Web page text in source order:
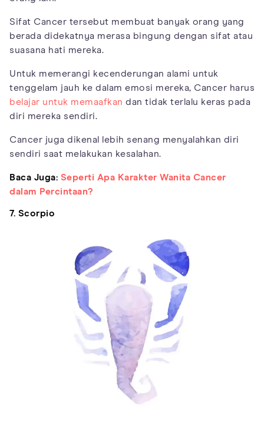
Sifat Cancer tersebut membuat banyak orang yang
berada didekatnya merasa bingung dengan sifat atau
suasana hati mereka.
Untuk memerangi kecenderungan alami untuk
tenggelam jauh ke dalam emosi mereka, Cancer harus
belajar untuk memaafkan dan tidak terlalu keras pada
diri mereka sendiri.
Cancer juga dikenal lebih senang menyalahkan diri
sendiri saat melakukan kesalahan.
Baca Juga: Seperti Apa Karakter Wanita Cancer
dalam Percintaan?
7. Scorpio